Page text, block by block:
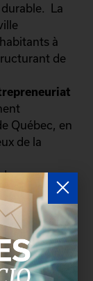
La
à
de
Québec, en
de la
munit d’un
bien des
de
au
de